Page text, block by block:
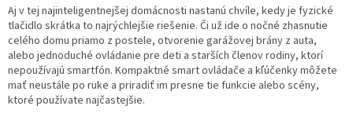
a
c
i
e
p
r
Aj v tej najinteligentnejšej domácnosti nastanú chvíle, kedy je fyzické
tlačidlo skrátka to najrýchlejšie riešenie. Či už ide o nočné zhasnutie
celého domu priamo z postele, otvorenie garážovej brány z auta,
alebo jednoduché ovládanie pre deti a starších členov rodiny, ktorí
nepoužívajú smartfón. Kompaktné smart ovládače a kľúčenky môžete
mať neustále po ruke a priradiť im presne tie funkcie alebo scény,
ktoré používate najčastejšie.